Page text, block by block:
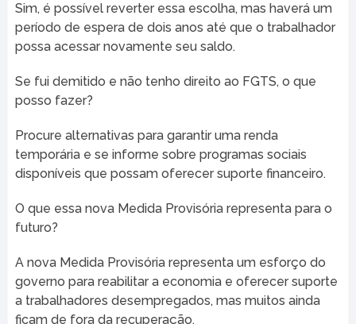
Sim, é possível reverter essa escolha, mas haverá um
período de espera de dois anos até que o trabalhador
possa acessar novamente seu saldo.
Se fui demitido e não tenho direito ao FGTS, o que
posso fazer?
Procure alternativas para garantir uma renda
temporária e se informe sobre programas sociais
disponíveis que possam oferecer suporte financeiro.
O que essa nova Medida Provisória representa para o
futuro?
A nova Medida Provisória representa um esforço do
governo para reabilitar a economia e oferecer suporte
a trabalhadores desempregados, mas muitos ainda
ficam de fora da recuperação.